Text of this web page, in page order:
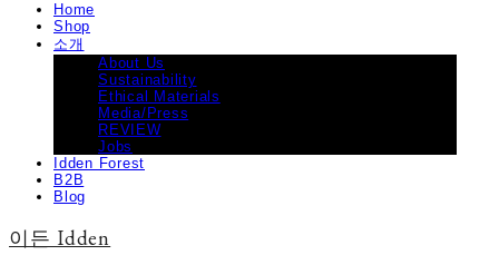
Home
Shop
소개
About Us
Sustainability
Ethical Materials
Media/Press
REVIEW
Jobs
Idden Forest
B2B
Blog
이든 Idden